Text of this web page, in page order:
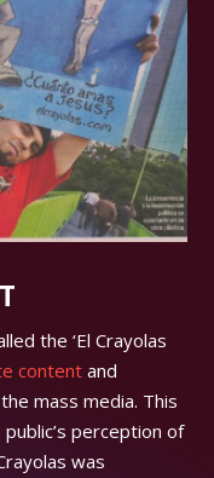
the ‘El Crayolas
content and
mass media. This
public’s perception of
was